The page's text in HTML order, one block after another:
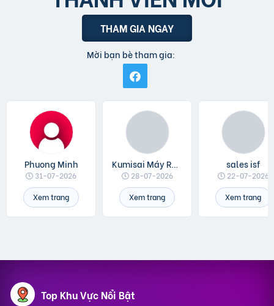
THAM GIA NGAY
Mời bạn bè tham gia:
Phuong Minh
31-07-2026
Xem trang
Kumisai Máy Rửa Xe
28-07-2026
Xem trang
sales isf
22-07-2026
Xem trang
Top Khu Vực Nổi Bật